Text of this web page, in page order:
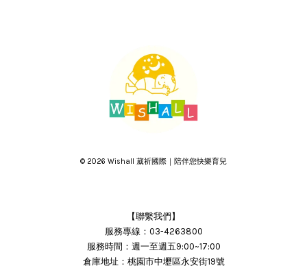
© 2026 Wishall 葳祈國際｜陪伴您快樂育兒
【聯繫我們】
服務專線：03-4263800
服務時間：週一至週五9:00~17:00
倉庫地址：桃園市中壢區永安街19號